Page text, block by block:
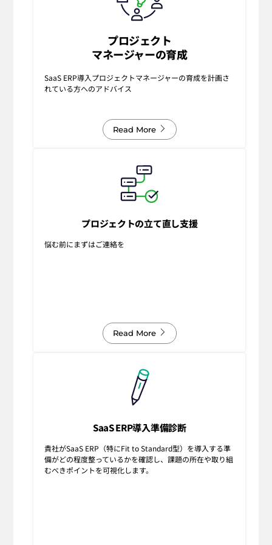
プロジェクト
マネージャーの育成
SaaS ERP導入プロジェクトマネージャーの育成を計画さ
れている方へのアドバイス
Read More
プロジェクトの立て直し支援
悩む前にまずはご連絡を
Read More
SaaS ERP導入準備診断
貴社がSaaS ERP（特にFit to Standard型）を導入する準
備がどの程度整っているかを確認し、課題の所在や取り組
むべきポイントを可視化します。